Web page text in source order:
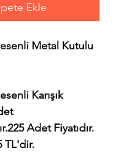
Ekle
Metal Kutulu
Karışık
Adet Fiyatıdır.
TL'dir.